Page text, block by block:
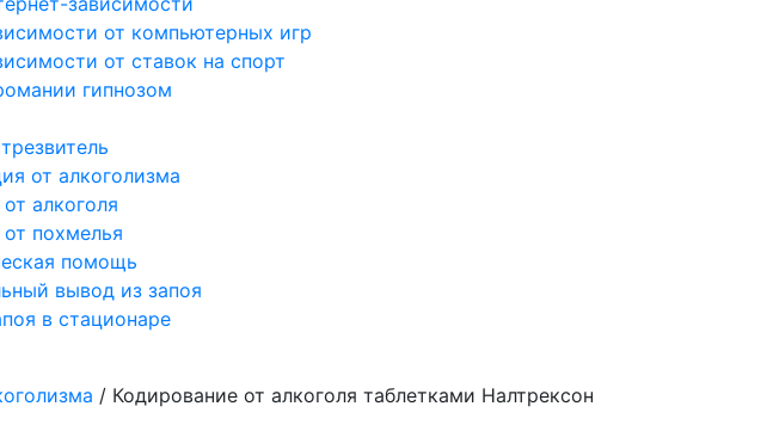
от компьютерных игр
от ставок на спорт
гипнозом
от алкоголизма
алкоголя
похмелья
помощь
вывод из запоя
в стационаре
/ Кодирование от алкоголя таблетками Налтрексон